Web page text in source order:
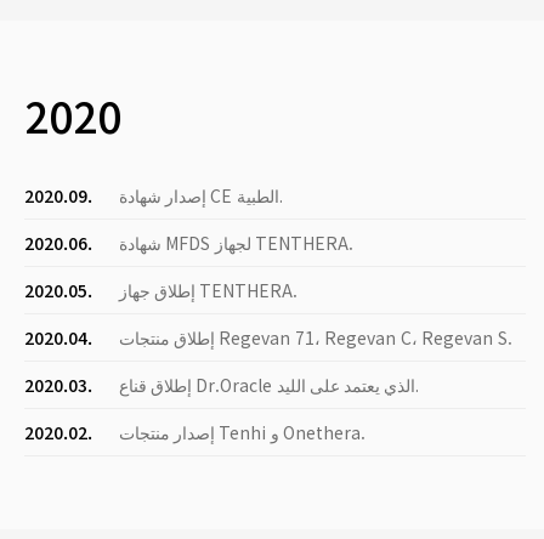
2020
2020.09.
إصدار شهادة CE الطبية.
2020.06.
شهادة MFDS لجهاز TENTHERA.
2020.05.
إطلاق جهاز TENTHERA.
2020.04.
إطلاق منتجات Regevan 71، Regevan C، Regevan S.
2020.03.
إطلاق قناع Dr.Oracle الذي يعتمد على الليد.
2020.02.
إصدار منتجات Tenhi و Onethera.